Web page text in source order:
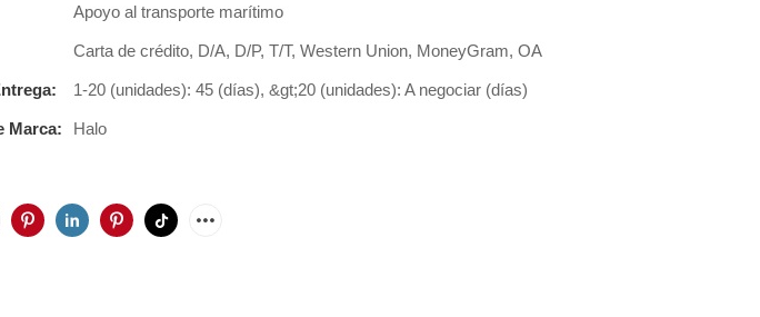
Apoyo al transporte marítimo
Carta de crédito, D/A, D/P, T/T, Western Union, MoneyGram, OA
1-20 (unidades): 45 (días), &gt;20 (unidades): A negociar (días)
Marca: Halo